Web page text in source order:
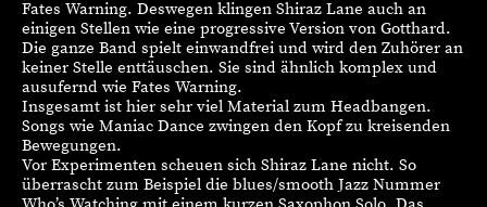
Fates Warning. Deswegen klingen Shiraz Lane auch an
einigen Stellen wie eine progressive Version von Gotthard.
Die ganze Band spielt einwandfrei und wird den Zuhörer an
keiner Stelle enttäuschen. Sie sind ähnlich komplex und
ausufernd wie Fates Warning.
Insgesamt ist hier sehr viel Material zum Headbangen.
Songs wie Maniac Dance zwingen den Kopf zu kreisenden
Bewegungen.
Vor Experimenten scheuen sich Shiraz Lane nicht. So
überrascht zum Beispiel die blues/smooth Jazz Nummer